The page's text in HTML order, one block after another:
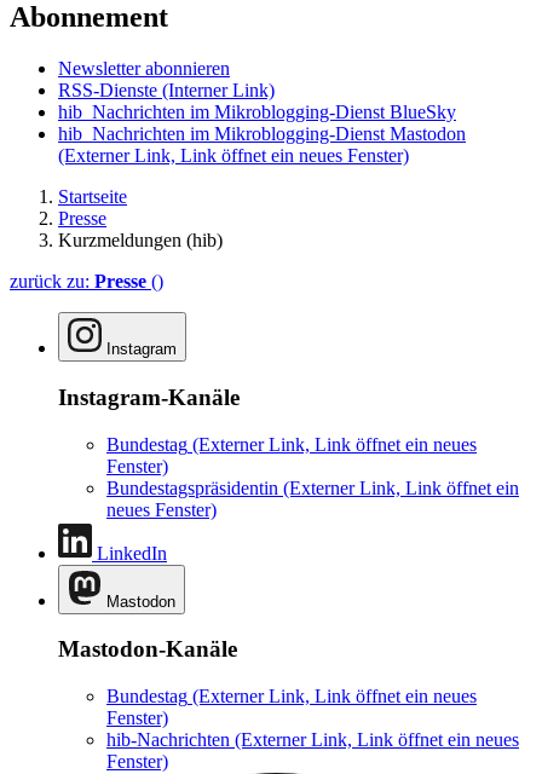
Abonnement
Newsletter abonnieren
RSS-Dienste (Interner Link)
hib_Nachrichten im Mikroblogging-Dienst BlueSky
hib_Nachrichten im Mikroblogging-Dienst Mastodon
(Externer Link, Link öffnet ein neues Fenster)
Startseite
Presse
Kurzmeldungen (hib)
zurück zu: Presse ()
Instagram
Instagram-Kanäle
Bundestag (Externer Link, Link öffnet ein neues
Fenster)
Bundestagspräsidentin (Externer Link, Link öffnet ein
neues Fenster)
LinkedIn
Mastodon
Mastodon-Kanäle
Bundestag (Externer Link, Link öffnet ein neues
Fenster)
hib-Nachrichten (Externer Link, Link öffnet ein neues
Fenster)